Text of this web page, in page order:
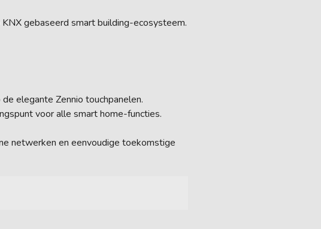
gebaseerd smart building-ecosysteem.
elegante Zennio touchpanelen.
voor alle smart home-functies.
netwerken en eenvoudige toekomstige